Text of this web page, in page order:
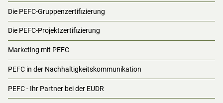
Die PEFC-Gruppenzertifizierung
Die PEFC-Projektzertifizierung
Marketing mit PEFC
PEFC in der Nachhaltigkeitskommunikation
PEFC - Ihr Partner bei der EUDR